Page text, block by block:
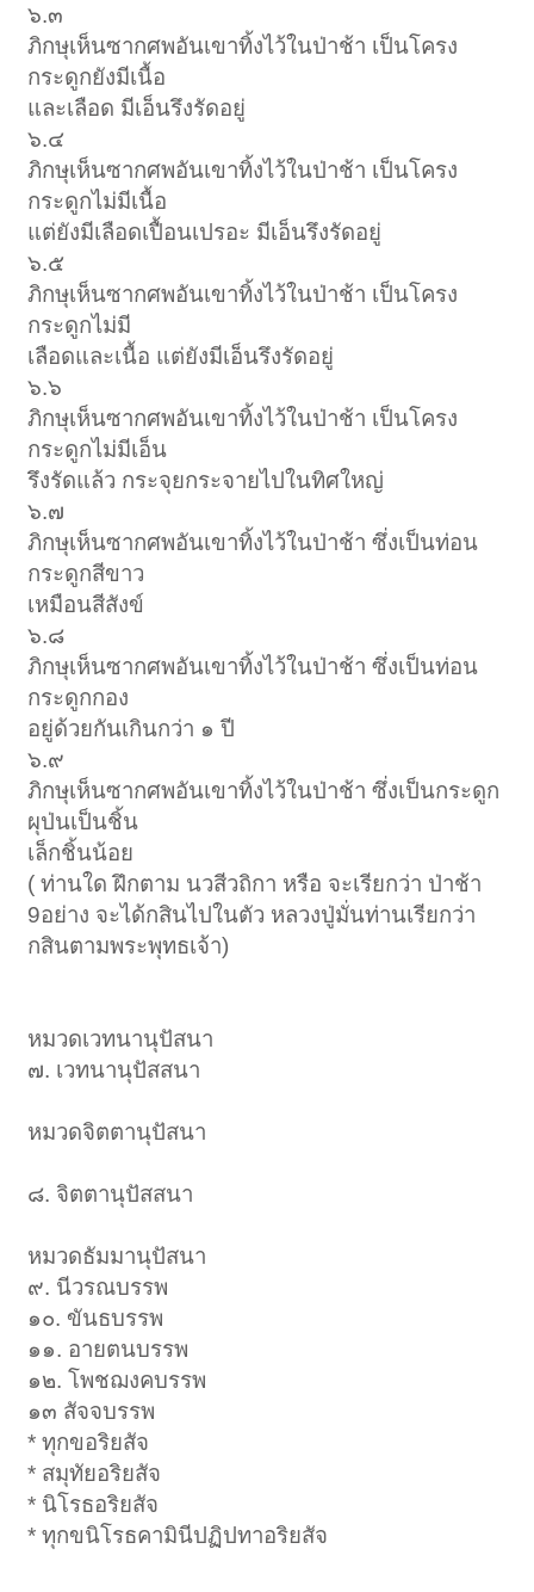
๖.๓
ภิกษุเห็นซากศพอันเขาทิ้งไว้ในป่าช้า เป็นโครง
กระดูกยังมีเนื้อ
และเลือด มีเอ็นรึงรัดอยู่
๖.๔
ภิกษุเห็นซากศพอันเขาทิ้งไว้ในป่าช้า เป็นโครง
กระดูกไม่มีเนื้อ
แต่ยังมีเลือดเปื้อนเปรอะ มีเอ็นรึงรัดอยู่
๖.๕
ภิกษุเห็นซากศพอันเขาทิ้งไว้ในป่าช้า เป็นโครง
กระดูกไม่มี
เลือดและเนื้อ แต่ยังมีเอ็นรึงรัดอยู่
๖.๖
ภิกษุเห็นซากศพอันเขาทิ้งไว้ในป่าช้า เป็นโครง
กระดูกไม่มีเอ็น
รึงรัดแล้ว กระจุยกระจายไปในทิศใหญ่
๖.๗
ภิกษุเห็นซากศพอันเขาทิ้งไว้ในป่าช้า ซึ่งเป็นท่อน
กระดูกสีขาว
เหมือนสีสังข์
๖.๘
ภิกษุเห็นซากศพอันเขาทิ้งไว้ในป่าช้า ซึ่งเป็นท่อน
กระดูกกอง
อยู่ด้วยกันเกินกว่า ๑ ปี
๖.๙
ภิกษุเห็นซากศพอันเขาทิ้งไว้ในป่าช้า ซึ่งเป็นกระดูก
ผุป่นเป็นชิ้น
เล็กชิ้นน้อย
( ท่านใด ฝึกตาม นวสีวถิกา หรือ จะเรียกว่า ป่าช้า
9อย่าง จะได้กสินไปในตัว หลวงปู่มั่นท่านเรียกว่า
กสินตามพระพุทธเจ้า)
หมวดเวทนานุปัสนา
๗. เวทนานุปัสสนา
หมวดจิตตานุปัสนา
๘. จิตตานุปัสสนา
หมวดธัมมานุปัสนา
๙. นีวรณบรรพ
๑๐. ขันธบรรพ
๑๑. อายตนบรรพ
๑๒. โพชฌงคบรรพ
๑๓ สัจจบรรพ
* ทุกขอริยสัจ
* สมุทัยอริยสัจ
* นิโรธอริยสัจ
* ทุกขนิโรธคามินีปฏิปทาอริยสัจ